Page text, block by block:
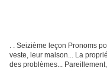
. . Seizième leçon Pronoms
veste, leur maison... La
des problèmes...